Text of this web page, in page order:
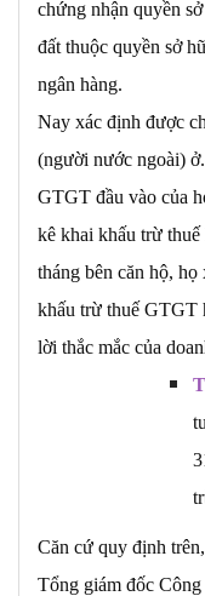
chứng nhận quyền
đất thuộc quyền sở
ngân hàng.
Nay xác định được
(người nước ngoài)
GTGT đầu vào của
kê khai khấu trừ
tháng bên căn hộ,
khấu trừ thuế GTGT
lời thắc mắc của
Căn cứ quy định
Tổng giám đốc